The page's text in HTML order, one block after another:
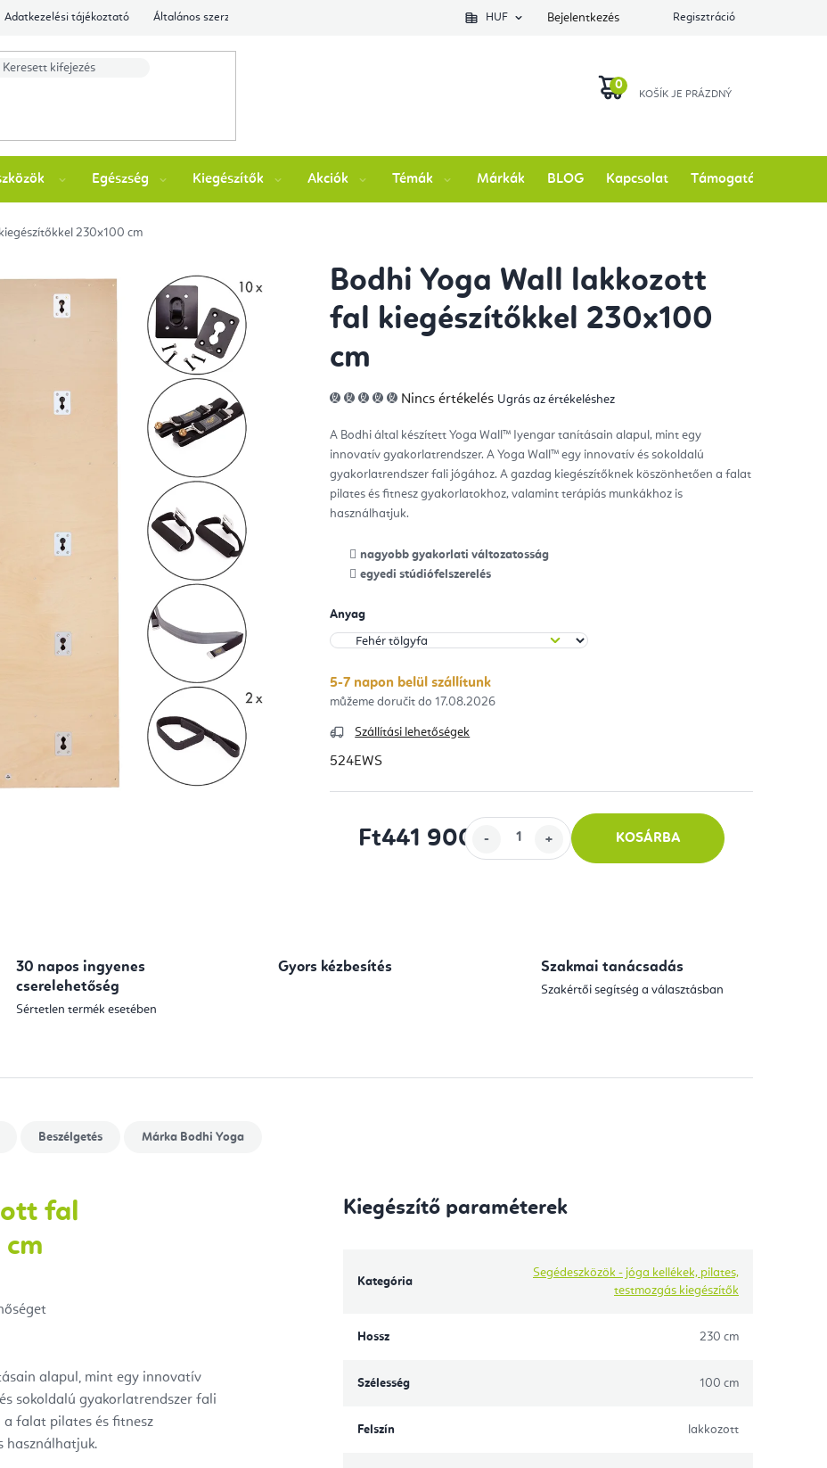
Adatkezelési tájékoztató Általános szerződési feltételek Ellenőrizze a rendelés állapotátHUF Bejelentkezés Regisztráció
Egészség Kiegészítők Akciók Témák Márkák BLOG Kapcsolat Támogatás
230x100 cm
Bodhi Yoga Wall lakkozott
fal kiegészítőkkel 230x100
cm
A
termék
5-
ből
0,0
csillag.
Nincs értékelés Ugrás az értékeléshez
A Bodhi által készített Yoga Wall™ Iyengar tanításain alapul, mint egy
innovatív gyakorlatrendszer. A Yoga Wall™ egy innovatív és sokoldalú
gyakorlatrendszer fali jógához. A gazdag kiegészítőknek köszönhetően a falat
pilates és fitnesz gyakorlatokhoz, valamint terápiás munkákhoz is
használhatjuk.
nagyobb gyakorlati változatosság
egyedi stúdiófelszerelés
Anyag
5-7 napon belül szállítunk
17.08.2026
Szállítási lehetőségek
524EWS
Ft441 900 KOSÁRBA
30 napos ingyenes
cserelehetőség
Sértetlen termék esetében
Gyors kézbesítés Szakmai tanácsadás
Szakértői segítség a választásban
Beszélgetés Márka Bodhi Yoga
fal
alapul, mint egy innovatív
sokoldalú gyakorlatrendszer fali
a falat pilates és fitnesz
használhatjuk.
Kiegészítő paraméterek
Kategória
Segédeszközök - jóga kellékek, pilates,
testmozgás kiegészítők
Hossz 230 cm
Szélesség 100 cm
Felszín lakkozott